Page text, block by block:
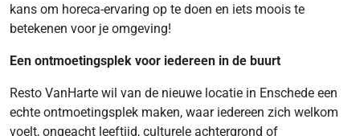
kans om horeca-ervaring op te doen en iets moois te
betekenen voor je omgeving!
Een ontmoetingsplek voor iedereen in de buurt
Resto VanHarte wil van de nieuwe locatie in Enschede een
echte ontmoetingsplek maken, waar iedereen zich welkom
voelt, ongeacht leeftijd, culturele achtergrond of